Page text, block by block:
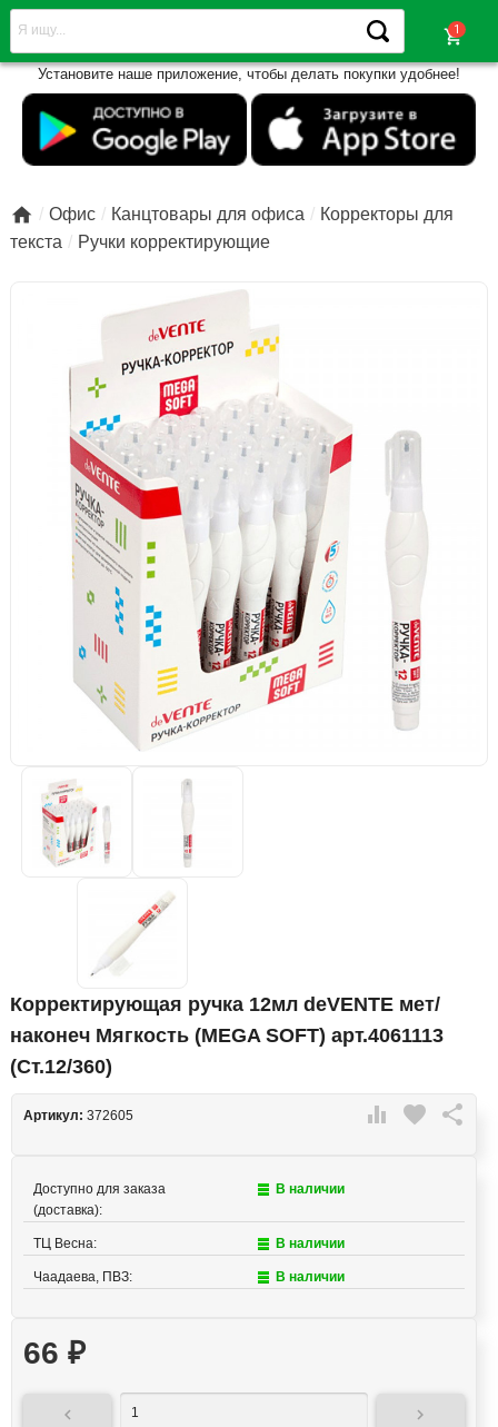
shopping_cart
Установите наше приложение, чтобы делать покупки удобнее!
 Офис Канцтовары для офиса
Корректоры для
текста
Ручки корректирующие
Корректирующая ручка 12мл deVENTE мет/
наконеч Мягкость (MEGA SOFT) арт.4061113
(Ст.12/360)
 favorite 
Артикул: 372605
Доступно для заказа
(доставка):
В наличии
ТЦ Весна: В наличии
Чаадаева, ПВЗ: В наличии
66 ₽
 